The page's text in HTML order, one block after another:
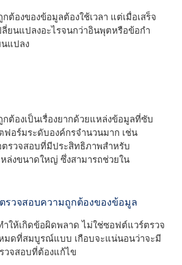
ต้องของข้อมูลต้องใช้เวลา แต่เมื่อเสร็จ
ยนแปลงอะไรจนกว่าอินพุตหรือข้อกํา
แปลง
ต้องเป็นเรื่องยากด้วยแหล่งข้อมูลที่ซับ
อร์มระดับองค์กรจํานวนมาก เช่น
ตรวจสอบที่มีประสิทธิภาพสําหรับ
ล่งขนาดใหญ่ ซึ่งสามารถช่วยใน
รวจสอบความถูกต้องของข้อมูล
าให้เกิดข้อผิดพลาด ไม่ใช่ซอฟต์แวร์ตรวจ
มดที่สมบูรณ์แบบ เกือบจะแน่นอนว่าจะมี
วจสอบที่ต้องแก้ไข